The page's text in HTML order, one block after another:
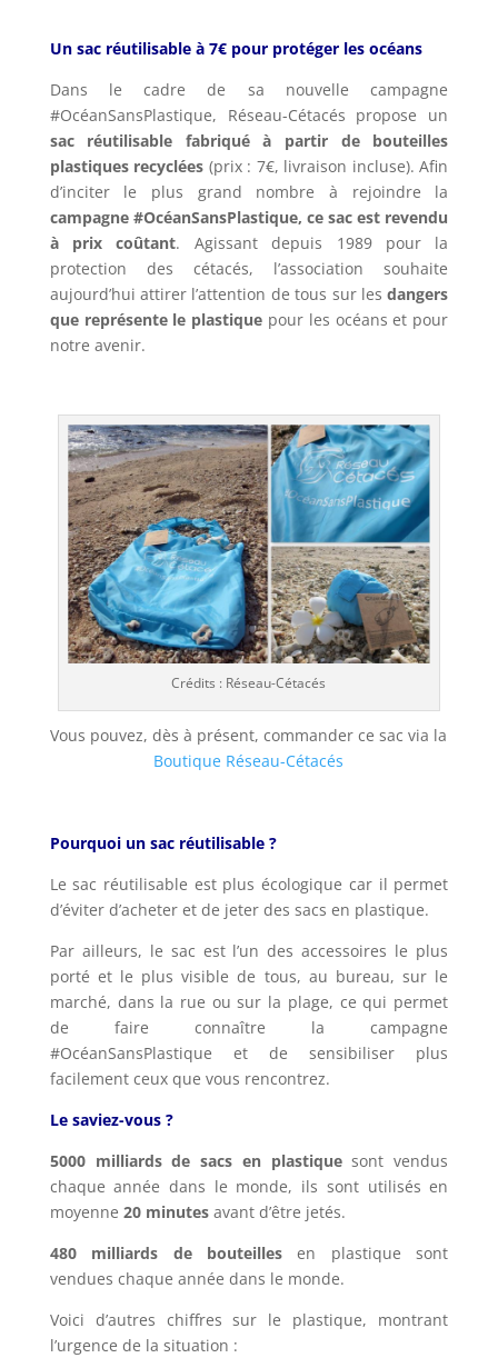
Un sac réutilisable à 7€ pour protéger les océans
Dans le cadre de sa nouvelle campagne
#OcéanSansPlastique, Réseau-Cétacés propose un
sac réutilisable fabriqué à partir de bouteilles
plastiques recyclées (prix : 7€, livraison incluse). Afin
d’inciter le plus grand nombre à rejoindre la
campagne #OcéanSansPlastique, ce sac est revendu
à prix coûtant. Agissant depuis 1989 pour la
protection des cétacés, l’association souhaite
aujourd’hui attirer l’attention de tous sur lesdangers
que représente le plastique pour les océans et pour
notre avenir.
Crédits : Réseau-Cétacés
Vous pouvez, dès à présent, commander ce sac via la
Boutique Réseau-Cétacés
Pourquoi un sac réutilisable ?
Le sac réutilisable est plus écologique car il permet
d’éviter d’acheter et de jeter des sacs en plastique.
Par ailleurs, le sac est l’un des accessoires le plus
porté et le plus visible de tous, au bureau, sur le
marché, dans la rue ou sur la plage, ce qui permet
de faire connaître la campagne
#OcéanSansPlastique et de sensibiliser plus
facilement ceux que vous rencontrez.
Le saviez-vous ?
5000 milliards de sacs en plastiquesont vendus
chaque année dans le monde, ils sont utilisés en
moyenne 20 minutesavant d’être jetés.
480 milliards de bouteilles en plastique sont
vendues chaque année dans le monde.
Voici d’autres chiffres sur le plastique, montrant
l’urgence de la situation :